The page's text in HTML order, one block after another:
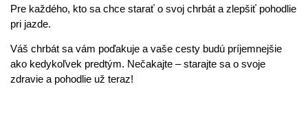
Pre každého, kto sa chce starať o svoj chrbát a zlepšiť pohodlie
pri jazde.
Váš chrbát sa vám poďakuje a vaše cesty budú príjemnejšie
ako kedykoľvek predtým. Nečakajte – starajte sa o svoje
zdravie a pohodlie už teraz!